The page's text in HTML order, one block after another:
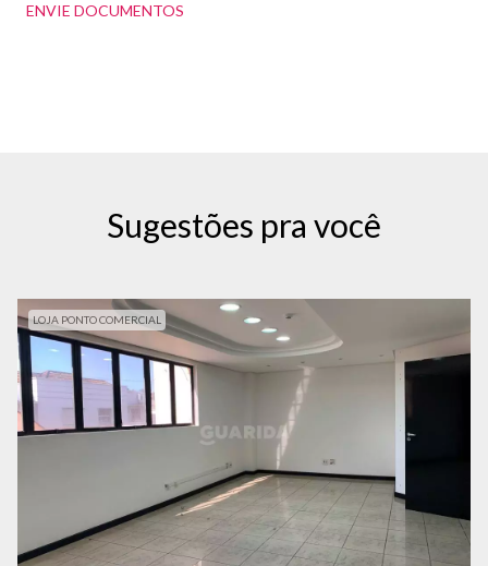
ENVIE DOCUMENTOS
Sugestões pra você
LOJA PONTO COMERCIAL